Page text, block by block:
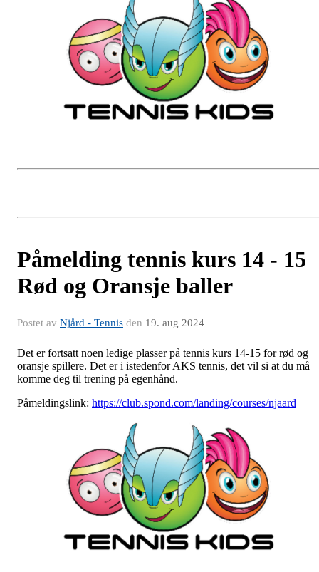
Påmelding tennis kurs 14 - 15
Rød og Oransje baller
Postet av Njård - Tennis den 19. aug 2024
Det er fortsatt noen ledige plasser på tennis kurs 14-15 for rød og
oransje spillere. Det er i istedenfor AKS tennis, det vil si at du må
komme deg til trening på egenhånd.
Påmeldingslink: https://club.spond.com/landing/courses/njaard